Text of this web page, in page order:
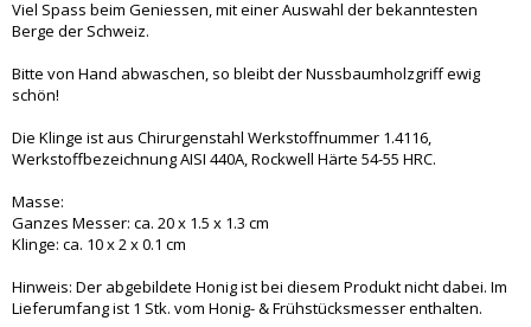
Viel Spass beim Geniessen, mit einer Auswahl der bekanntesten
Berge der Schweiz.
Bitte von Hand abwaschen, so bleibt der Nussbaumholzgriff ewig
schön!
Die Klinge ist aus Chirurgenstahl Werkstoffnummer 1.4116,
Werkstoffbezeichnung AISI 440A, Rockwell Härte 54-55 HRC.
Masse:
Ganzes Messer: ca. 20 x 1.5 x 1.3 cm
Klinge: ca. 10 x 2 x 0.1 cm
Hinweis: Der abgebildete Honig ist bei diesem Produkt nicht dabei. Im
Lieferumfang ist 1 Stk. vom Honig- & Frühstücksmesser enthalten.